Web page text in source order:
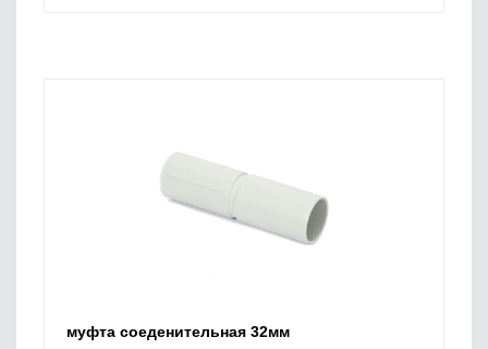
муфта соеденительная 32мм